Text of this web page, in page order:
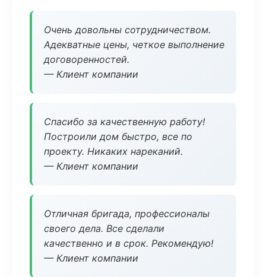
Очень довольны сотрудничеством.
Адекватные цены, четкое выполнение
договоренностей.
— Клиент компании
Спасибо за качественную работу!
Построили дом быстро, все по
проекту. Никаких нареканий.
— Клиент компании
Отличная бригада, профессионалы
своего дела. Все сделали
качественно и в срок. Рекомендую!
— Клиент компании